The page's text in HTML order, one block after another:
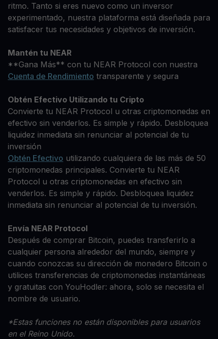
ritmo. Tanto si eres nuevo como un inversor
experimentado, nuestra plataforma está diseñada para
satisfacer tus necesidades y objetivos de inversión.
Mantén tu NEAR
**Gana Más** con tu NEAR Protocol con nuestra
Cuenta de Rendimiento transparente y segura
Obtén Efectivo Utilizando tu Cripto
Convierte tu NEAR Protocol u otras criptomonedas en
efectivo sin venderlos. Es simple y rápido. Desbloquea
liquidez inmediata sin renunciar al potencial de tu
inversión
Obtén Efectivo utilizando cualquiera de las más de 50
criptomonedas principales. Convierte tu NEAR
Protocol u otras criptomonedas en efectivo sin
venderlos. Es simple y rápido. Desbloquea liquidez
inmediata sin renunciar al potencial de tu inversión.
Envía NEAR Protocol
Después de comprar Bitcoin, puedes transferirlo a
cualquier persona alrededor del mundo, siempre y
cuando conozcas su dirección de monedero Bitcoin o
utilices transferencias de criptomonedas instantáneas
y gratuitas con YouHodler: ahora, solo se necesita el
nombre de usuario.
*Estas funciones no están disponibles para usuarios
en el Reino Unido.